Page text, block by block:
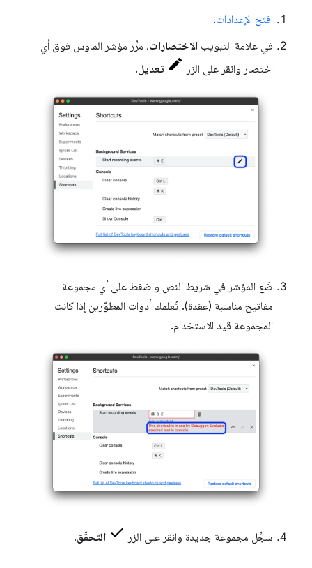
افتح الإعدادات.
في علامة التبويب الاختصارات، مرِّر مؤشر الماوس فوق أي
اختصار وانقر على الزر
تعديل.
ضَع المؤشر في شريط النص واضغط على أي مجموعة
مفاتيح مناسبة (عقدة). تُعلمك أدوات المطوّرين إذا كانت
المجموعة قيد الاستخدام.
سجِّل مجموعة جديدة وانقر على الزر التحقّق.